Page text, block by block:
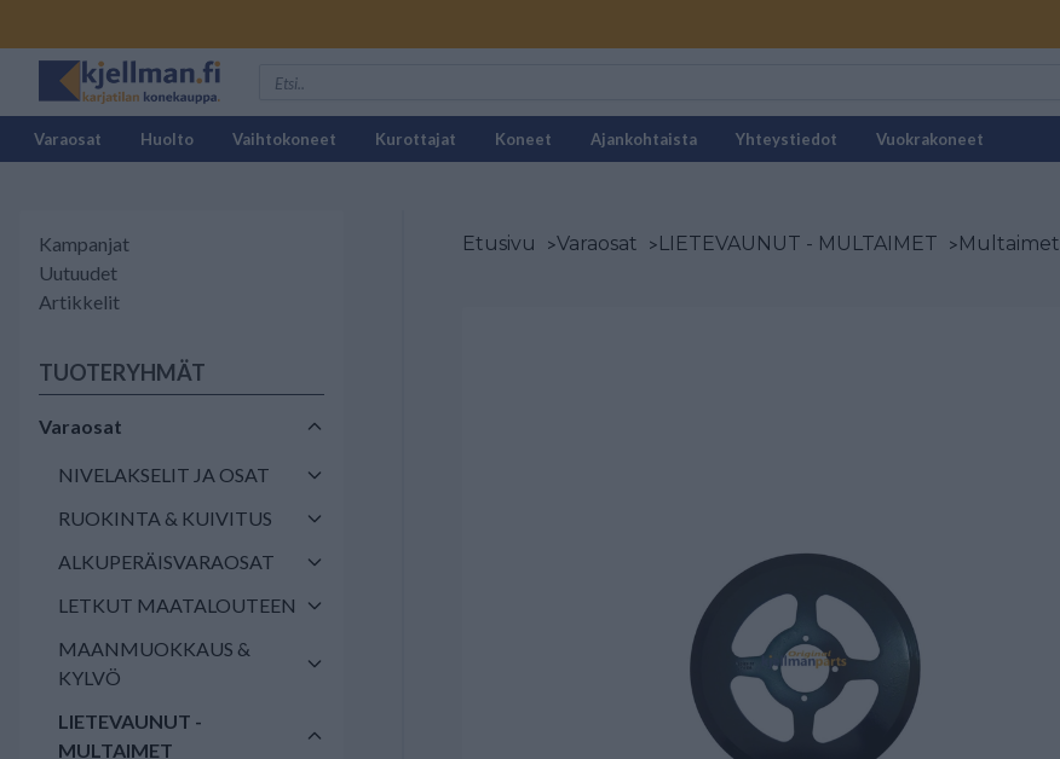
Varaosat Huolto Vaihtokoneet Kurottajat Koneet Ajankohtaista Yhteystiedot Vuokrakoneet
Kampanjat
Uutuudet
Artikkelit
TUOTERYHMÄT
Varaosat
NIVELAKSELIT JA OSAT
RUOKINTA & KUIVITUS
ALKUPERÄISVARAOSAT
LETKUT MAATALOUTEEN
MAANMUOKKAUS &
KYLVÖ
LIETEVAUNUT -
MULTAIMET
Etusivu >Varaosat >LIETEVAUNUT - MULTAIMET >Multaimet